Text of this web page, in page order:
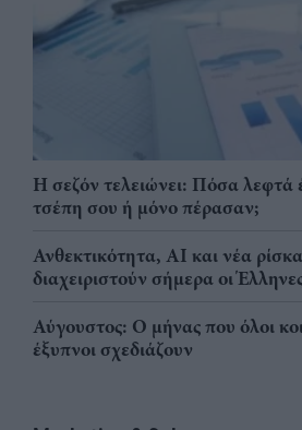
Η σεζόν τελειώνει: Πόσα λεφτά
τσέπη σου ή μόνο πέρασαν;
Ανθεκτικότητα, AI και νέα
διαχειριστούν σήμερα οι
Αύγουστος: Ο μήνας που όλοι
έξυπνοι σχεδιάζουν